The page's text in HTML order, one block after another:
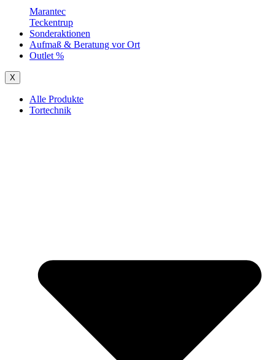
Marantec
Teckentrup
Sonderaktionen
Aufmaß & Beratung vor Ort
Outlet %
X
Alle Produkte
Tortechnik